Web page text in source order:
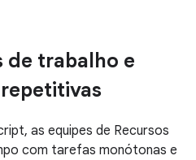
de trabalho e
as equipes de Recursos
com tarefas monótonas e